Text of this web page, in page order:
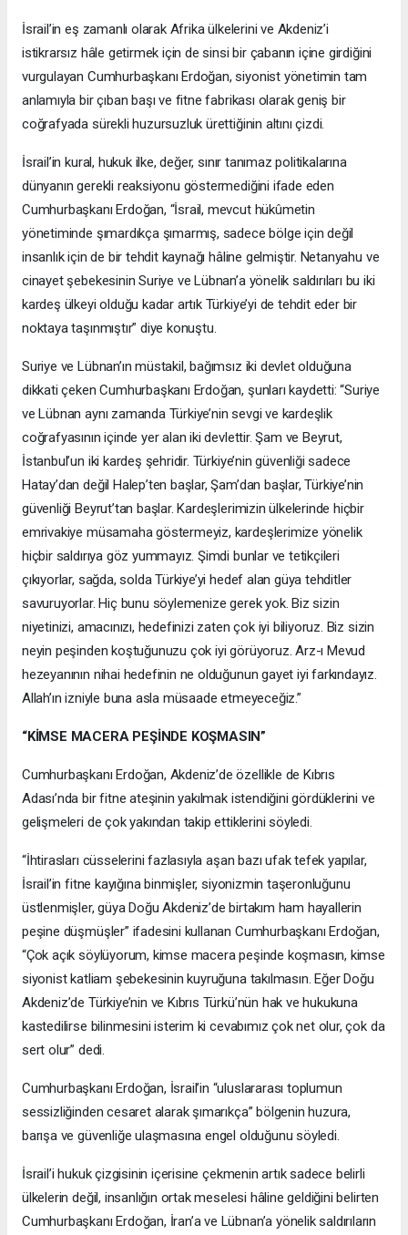
İsrail’in eş zamanlı olarak Afrika ülkelerini ve Akdeniz’i
istikrarsız hâle getirmek için de sinsi bir çabanın içine girdiğini
vurgulayan Cumhurbaşkanı Erdoğan, siyonist yönetimin tam
anlamıyla bir çıban başı ve fitne fabrikası olarak geniş bir
coğrafyada sürekli huzursuzluk ürettiğinin altını çizdi.
İsrail’in kural, hukuk ilke, değer, sınır tanımaz politikalarına
dünyanın gerekli reaksiyonu göstermediğini ifade eden
Cumhurbaşkanı Erdoğan, “İsrail, mevcut hükûmetin
yönetiminde şımardıkça şımarmış, sadece bölge için değil
insanlık için de bir tehdit kaynağı hâline gelmiştir. Netanyahu ve
cinayet şebekesinin Suriye ve Lübnan’a yönelik saldırıları bu iki
kardeş ülkeyi olduğu kadar artık Türkiye’yi de tehdit eder bir
noktaya taşınmıştır” diye konuştu.
Suriye ve Lübnan’ın müstakil, bağımsız iki devlet olduğuna
dikkati çeken Cumhurbaşkanı Erdoğan, şunları kaydetti: “Suriye
ve Lübnan aynı zamanda Türkiye’nin sevgi ve kardeşlik
coğrafyasının içinde yer alan iki devlettir. Şam ve Beyrut,
İstanbul’un iki kardeş şehridir. Türkiye’nin güvenliği sadece
Hatay’dan değil Halep’ten başlar, Şam’dan başlar, Türkiye’nin
güvenliği Beyrut’tan başlar. Kardeşlerimizin ülkelerinde hiçbir
emrivakiye müsamaha göstermeyiz, kardeşlerimize yönelik
hiçbir saldırıya göz yummayız. Şimdi bunlar ve tetikçileri
çıkıyorlar, sağda, solda Türkiye’yi hedef alan güya tehditler
savuruyorlar. Hiç bunu söylemenize gerek yok. Biz sizin
niyetinizi, amacınızı, hedefinizi zaten çok iyi biliyoruz. Biz sizin
neyin peşinden koştuğunuzu çok iyi görüyoruz. Arz-ı Mevud
hezeyanının nihai hedefinin ne olduğunun gayet iyi farkındayız.
Allah’ın izniyle buna asla müsaade etmeyeceğiz.”
“KİMSE MACERA PEŞİNDE KOŞMASIN”
Cumhurbaşkanı Erdoğan, Akdeniz’de özellikle de Kıbrıs
Adası’nda bir fitne ateşinin yakılmak istendiğini gördüklerini ve
gelişmeleri de çok yakından takip ettiklerini söyledi.
“İhtirasları cüsselerini fazlasıyla aşan bazı ufak tefek yapılar,
İsrail’in fitne kayığına binmişler, siyonizmin taşeronluğunu
üstlenmişler, güya Doğu Akdeniz’de birtakım ham hayallerin
peşine düşmüşler” ifadesini kullanan Cumhurbaşkanı Erdoğan,
“Çok açık söylüyorum, kimse macera peşinde koşmasın, kimse
siyonist katliam şebekesinin kuyruğuna takılmasın. Eğer Doğu
Akdeniz’de Türkiye’nin ve Kıbrıs Türkü’nün hak ve hukukuna
kastedilirse bilinmesini isterim ki cevabımız çok net olur, çok da
sert olur” dedi.
Cumhurbaşkanı Erdoğan, İsrail’in “uluslararası toplumun
sessizliğinden cesaret alarak şımarıkça” bölgenin huzura,
barışa ve güvenliğe ulaşmasına engel olduğunu söyledi.
İsrail’i hukuk çizgisinin içerisine çekmenin artık sadece belirli
ülkelerin değil, insanlığın ortak meselesi hâline geldiğini belirten
Cumhurbaşkanı Erdoğan, İran’a ve Lübnan’a yönelik saldırıların